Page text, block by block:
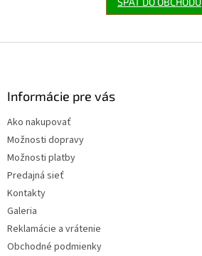
Informácie pre vás
Ako nakupovať
Možnosti dopravy
Možnosti platby
Predajná sieť
Kontakty
Galeria
Reklamácie a vrátenie
Obchodné podmienky